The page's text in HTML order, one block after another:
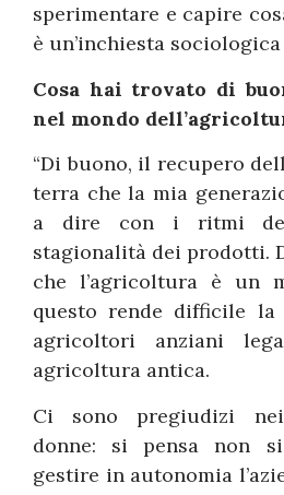
sperimentare e capire
è un’inchiesta
Cosa hai trovato di
nel mondo
“Di buono, il recupero
terra che la mia
a dire con i ritmi
stagionalità dei prodotti.
che l’agricoltura è un
questo rende difficile
agricoltori anziani
agricoltura antica.
Ci sono pregiudizi
donne: si pensa non
gestire in autonomia